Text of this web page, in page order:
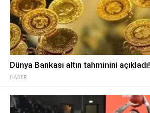
HABER
Dünya Bankası altın tahminini açıkladı!